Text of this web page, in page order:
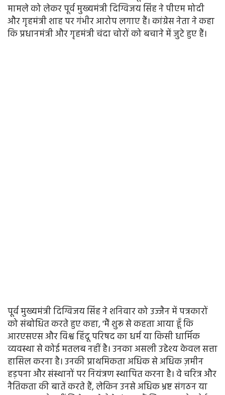
मामले को लेकर पूर्व मुख्यमंत्री दिग्विजय सिंह ने पीएम मोदी
और गृहमंत्री शाह पर गंभीर आरोप लगाए हैं। कांग्रेस नेता ने कहा
कि प्रधानमंत्री और गृहमंत्री चंदा चोरों को बचाने में जुटे हुए हैं।
पूर्व मुख्यमंत्री दिग्विजय सिंह ने शनिवार को उज्जैन में पत्रकारों
को संबोधित करते हुए कहा, 'मैं शुरू से कहता आया हूँ कि
आरएसएस और विश्व हिंदू परिषद का धर्म या किसी धार्मिक
व्यवस्था से कोई मतलब नहीं है। उनका असली उद्देश्य केवल सत्ता
हासिल करना है। उनकी प्राथमिकता अधिक से अधिक ज़मीन
हड़पना और संस्थानों पर नियंत्रण स्थापित करना है। वे चरित्र और
नैतिकता की बातें करते हैं, लेकिन उनसे अधिक भ्रष्ट संगठन या